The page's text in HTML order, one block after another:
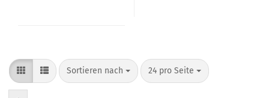
Sortieren nach
Sortieren nach 24 pro Seite
pro Seite